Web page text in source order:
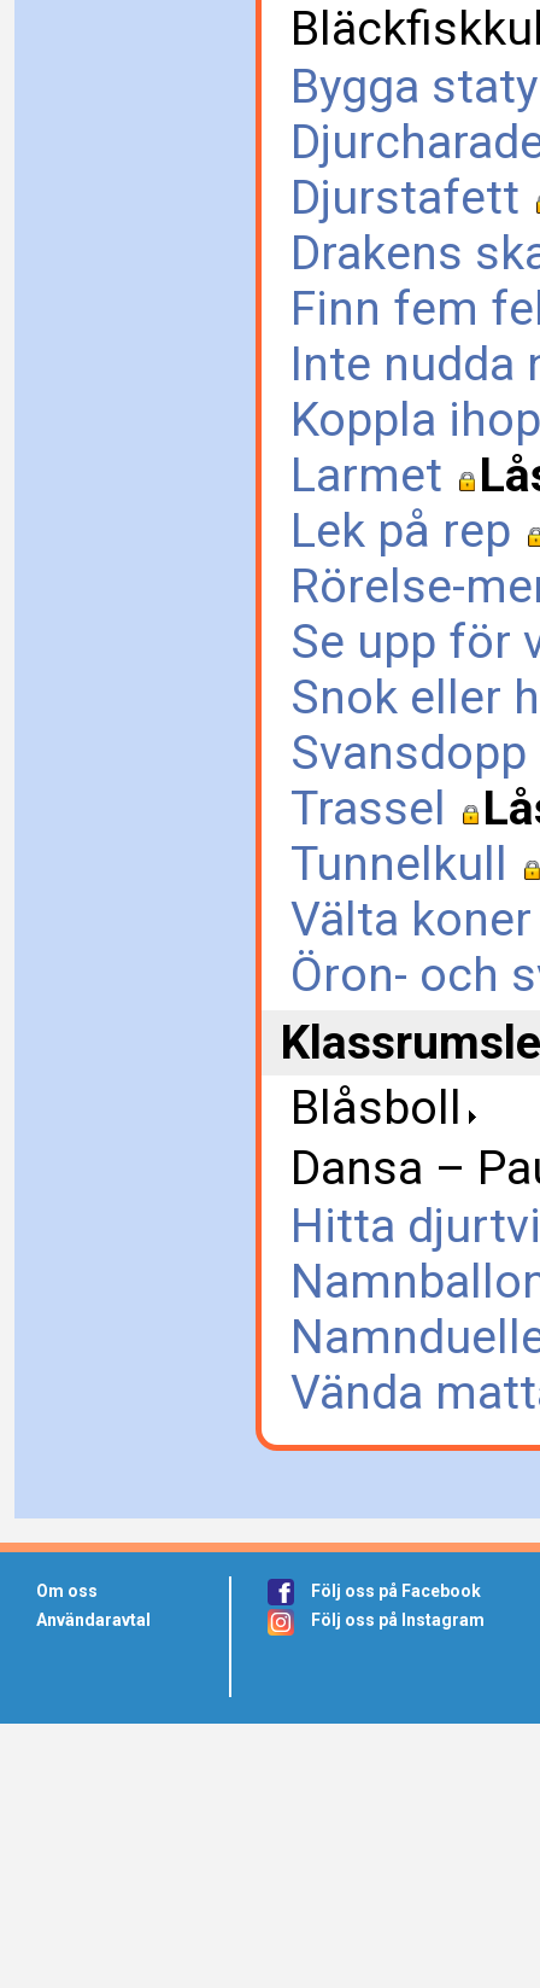
Bygga
Djurstafett
Drakens
Finn fem
Inte nudda
Koppla ihop
Larmet
Lek på rep
Rörelse-
Se upp för
Snok eller
Svansdopp
Trassel
Tunnelkull
Välta koner
Öron- och
Blåsboll
Dansa –
Hitta
Vända
Om oss
Användaravtal
Följ oss på Facebook
Följ oss på Instagram